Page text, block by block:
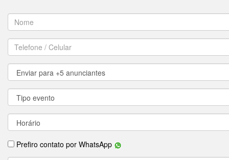
Prefiro contato por WhatsApp